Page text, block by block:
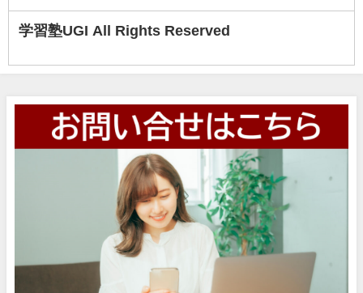
学習塾UGI All Rights Reserved